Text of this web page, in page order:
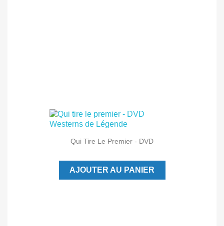
Qui Tire Le Premier - DVD
AJOUTER AU PANIER